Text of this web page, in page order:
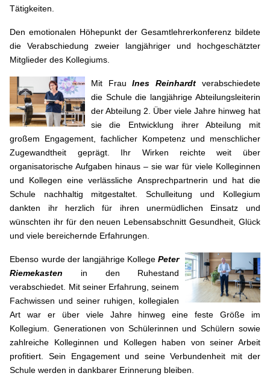
Tätigkeiten.
Den emotionalen Höhepunkt der Gesamtlehrerkonferenz bildete
die Verabschiedung zweier langjähriger und hochgeschätzter
Mitglieder des Kollegiums.
Mit FrauInes Reinhardtverabschiedete
die Schule die langjährige Abteilungsleiterin
der Abteilung 2. Über viele Jahre hinweg hat
sie die Entwicklung ihrer Abteilung mit
großem Engagement, fachlicher Kompetenz und menschlicher
Zugewandtheit geprägt. Ihr Wirken reichte weit über
organisatorische Aufgaben hinaus – sie war für viele Kolleginnen
und Kollegen eine verlässliche Ansprechpartnerin und hat die
Schule nachhaltig mitgestaltet. Schulleitung und Kollegium
dankten ihr herzlich für ihren unermüdlichen Einsatz und
wünschten ihr für den neuen Lebensabschnitt Gesundheit, Glück
und viele bereichernde Erfahrungen.
Ebenso wurde der langjährige KollegePeter
Riemekasten in den Ruhestand
verabschiedet. Mit seiner Erfahrung, seinem
Fachwissen und seiner ruhigen, kollegialen
Art war er über viele Jahre hinweg eine feste Größe im
Kollegium. Generationen von Schülerinnen und Schülern sowie
zahlreiche Kolleginnen und Kollegen haben von seiner Arbeit
profitiert. Sein Engagement und seine Verbundenheit mit der
Schule werden in dankbarer Erinnerung bleiben.